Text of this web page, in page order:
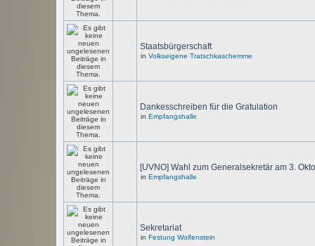
Staatsbürgerschaft
in Volkseigene Tratschkaschemme
Dankesschreiben für die Gratulation
in Empfangshalle
[UVNO] Wahl zum Generalsekretär am 3.
in Empfangshalle
Sekretariat
in Festung Wolfenstein